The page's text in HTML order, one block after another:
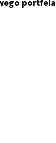
portfela